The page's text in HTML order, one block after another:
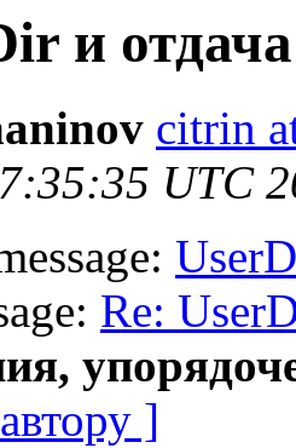
и
citrin
UTC
Re:
]